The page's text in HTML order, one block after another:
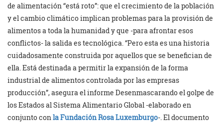
de alimentación “está roto”: que el crecimiento de la población
y el cambio climático implican problemas para la provisión de
alimentos a toda la humanidad y que -para afrontar esos
conflictos- la salida es tecnológica. “Pero esta es una historia
cuidadosamente construida por aquellos que se benefician de
ella. Está destinada a permitir la expansión de la forma
industrial de alimentos controlada por las empresas
producción”, asegura el informe Desenmascarando el golpe de
los Estados al Sistema Alimentario Global -elaborado en
conjunto conla Fundación Rosa Luxemburgo-. El documento